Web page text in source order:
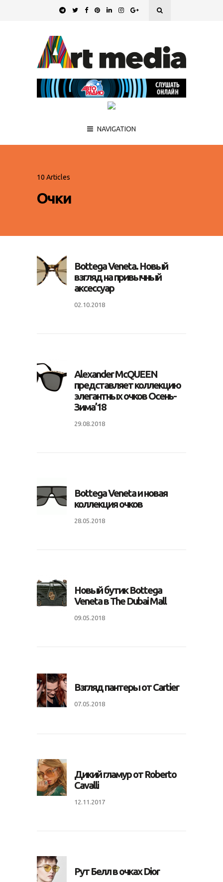
NAVIGATION
10 Articles
Очки
Bottega Veneta. Новый
взгляд на привычный
аксессуар
02.10.2018
Alexander McQUEEN
представляет коллекцию
элегантных очков Осень-
Зима’18
29.08.2018
Bottega Veneta и новая
коллекция очков
28.05.2018
Новый бутик Bottega
Veneta в The Dubai Mall
09.05.2018
Взгляд пантеры от Cartier
07.05.2018
Дикий гламур от Roberto
Cavalli
12.11.2017
Рут Белл в очках Dior